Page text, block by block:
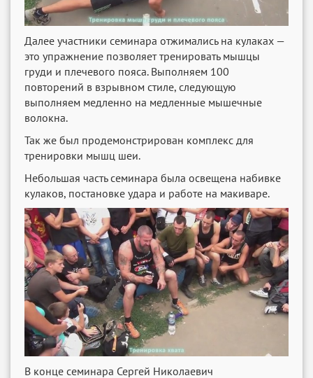
Далее участники семинара отжимались на кулаках —
это упражнение позволяет тренировать мышцы
груди и плечевого пояса. Выполняем 100
повторений в взрывном стиле, следующую
выполняем медленно на медленные мышечные
волокна.
Так же был продемонстрирован комплекс для
тренировки мышц шеи.
Небольшая часть семинара была освещена набивке
кулаков, постановке удара и работе на макиваре.
В конце семинара Сергей Николаевич